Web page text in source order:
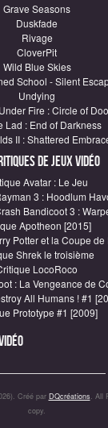
Grave Seasons
Duskfade
Rivage
CloverPit
Wild Blue Skies
School - Silent
Undying
Fire : Circle of
Lad : End of Darkness
II : Shattered
de Jeux vidéo
Avatar : Le Jeu
3 : Hoodlum
Bandicoot 3 :
Apotheon [2015]
Potter et la Coupe de
Shrek le troisième
LocoRoco
: La Vengeance de
All Humans ! #1
Prototype #1 [2009]
Créé par DQcréations. All
copy.